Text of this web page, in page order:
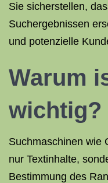
Sie sicherstellen,
Suchergebnissen
und potenzielle
Warum
wichtig?
Suchmaschinen wie
nur Textinhalte,
Bestimmung des